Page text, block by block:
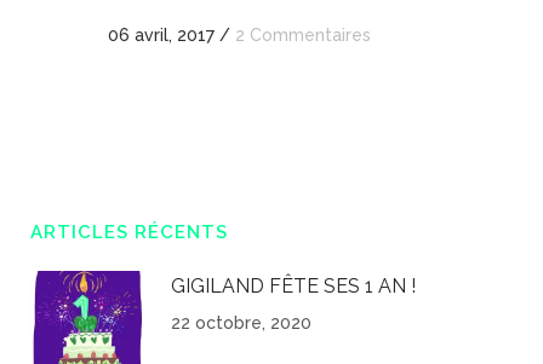
06 avril, 2017 / 2 Commentaires
ARTICLES RÉCENTS
GIGILAND FÊTE SES 1 AN !
22 octobre, 2020